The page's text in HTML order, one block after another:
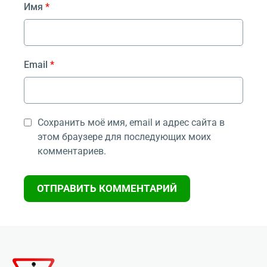
Имя *
Email *
Сохранить моё имя, email и адрес сайта в
этом браузере для последующих моих
комментариев.